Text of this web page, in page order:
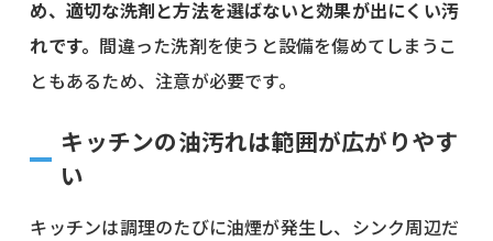
め、適切な洗剤と方法を選ばないと効果が出にくい汚
れです。
間違った洗剤を使うと設備を傷めてしまうこ
ともあるため、注意が必要です。
キッチンの油汚れは範囲が広がりやす
い
キッチンは調理のたびに油煙が発生し、シンク周辺だ